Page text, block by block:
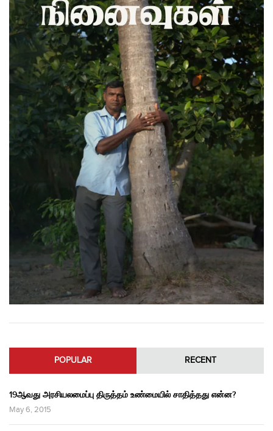
POPULAR RECENT
19ஆவது அரசியலமைப்பு திருத்தம் உண்மையில் சாதித்தது என்ன?
May 6, 2015